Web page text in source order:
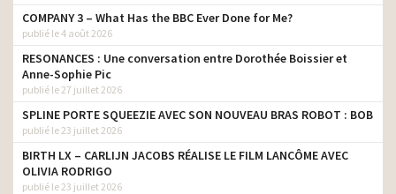
COMPANY 3 – What Has the BBC Ever Done for Me?
publié le 4 août 2026
RESONANCES : Une conversation entre Dorothée Boissier et
Anne-Sophie Pic
publié le 27 juillet 2026
SPLINE PORTE SQUEEZIE AVEC SON NOUVEAU BRAS ROBOT : BOB
publié le 23 juillet 2026
BIRTH LX – CARLIJN JACOBS RÉALISE LE FILM LANCÔME AVEC
OLIVIA RODRIGO
publié le 23 juillet 2026